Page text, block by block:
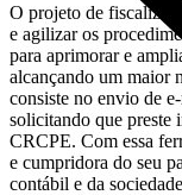
O projeto de
e agilizar os
para aprimorar e
alcançando um maior
consiste no envio de
solicitando que preste
CRCPE. Com essa
e cumpridora do seu
contábil e da